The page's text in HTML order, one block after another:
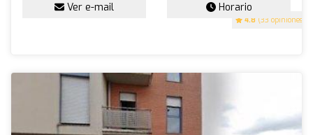
4.8 (33 opiniones)
Ver e-mail Horario